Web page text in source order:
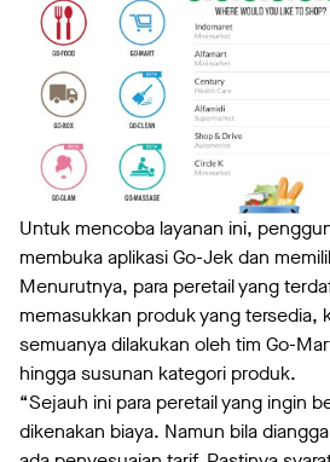
Untuk mencoba layanan ini,
membuka aplikasi Go-Jek dan
Menurutnya, para peretail yang
memasukkan produk yang tersedia,
semuanya dilakukan oleh tim Go-
hingga susunan kategori produk.
“Sejauh ini para peretail yang ingin
dikenakan biaya. Namun bila